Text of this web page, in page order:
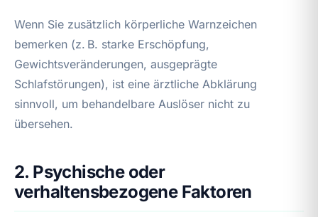
Wenn Sie zusätzlich körperliche Warnzeichen
bemerken (z. B. starke Erschöpfung,
Gewichtsveränderungen, ausgeprägte
Schlafstörungen), ist eine ärztliche Abklärung
sinnvoll, um behandelbare Auslöser nicht zu
übersehen.
2. Psychische oder
verhaltensbezogene Faktoren